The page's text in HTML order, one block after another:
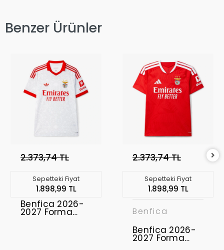
Benzer Ürünler
2.373,74 TL
Sepetteki Fiyat
1.898,99 TL
Benfica 2026-
2027 Forma
2.373,74 TL
Sepetteki Fiyat
1.898,99 TL
Benfica
Benfica 2026-
2027 Forma